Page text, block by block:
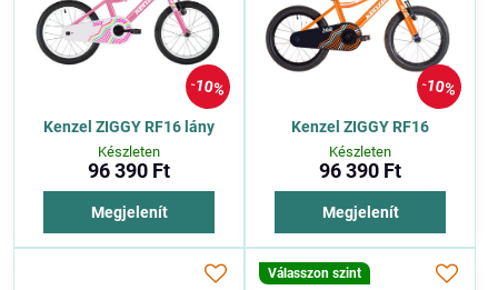
10%
Kenzel ZIGGY RF16 lány
Készleten
96 390 Ft
Megjelenít
10%
Kenzel ZIGGY RF16
Készleten
96 390 Ft
Megjelenít
Válasszon szint